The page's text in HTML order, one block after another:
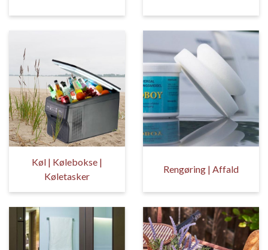
Køl | Kølebokse |
Køletasker
Rengøring | Affald